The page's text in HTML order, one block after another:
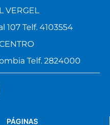
PÁGINAS
VERGEL
107 Telf. 4103554
Telf. 2824000